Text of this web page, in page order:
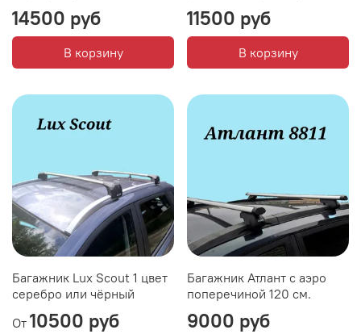
14500 руб
В корзину
11500 руб
В корзину
Багажник Lux Scout 1 цвет
серебро или чёрный
От 10500 руб
Багажник Атлант с аэро
поперечиной 120 см.
9000 руб